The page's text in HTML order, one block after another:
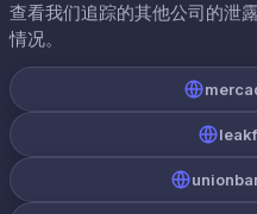
查看我们追踪的其他公司的泄
情况。